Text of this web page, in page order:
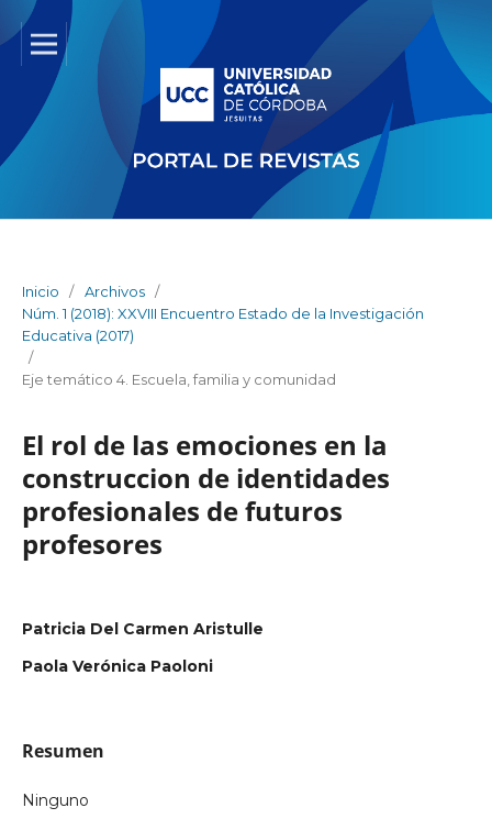
Inicio / Archivos /
Núm. 1 (2018): XXVIII Encuentro Estado de la Investigación
Educativa (2017)
/
Eje temático 4. Escuela, familia y comunidad
El rol de las emociones en la
construccion de identidades
profesionales de futuros
profesores
Patricia Del Carmen Aristulle
Paola Verónica Paoloni
Resumen
Ninguno